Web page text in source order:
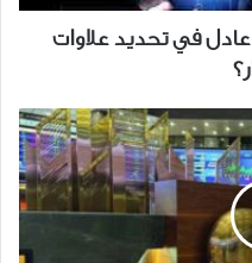
في تحديد علاوات